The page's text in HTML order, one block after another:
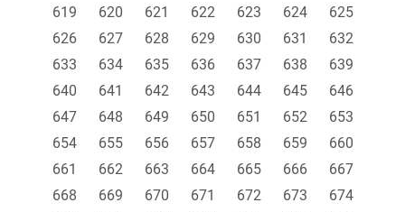
619
620 621 622 623 624
625
626
627 628 629 630 631
632
633
634 635 636 637 638
639
640
641 642 643 644 645
646
647
648 649 650 651 652
653
654
655 656 657 658 659
660
661
662 663 664 665 666
667
668
669 670 671 672 673
674